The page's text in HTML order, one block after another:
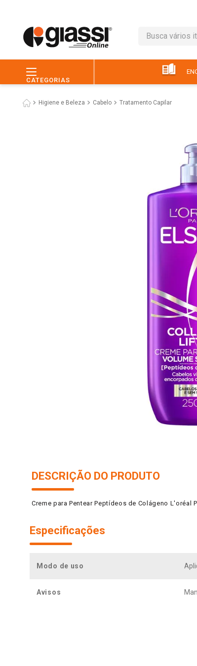
Busca vários
CATEGORIAS
Higiene e Beleza Cabelo Tratamento Capilar
DESCRIÇÃO DO PRODUTO
Creme para Pentear Peptídeos de Colágeno L'oréal
Especificações
Modo de uso
Avisos
leite
3 º queijo
macarrão
8º iogurte
ovo
arroz